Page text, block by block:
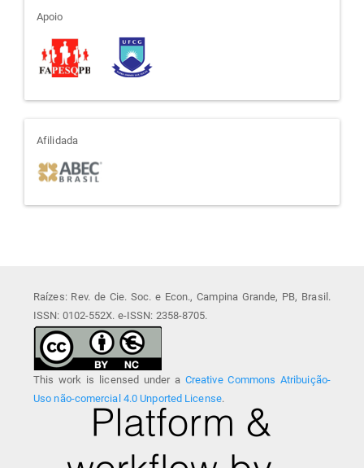
apoio
Apoio
afiliada
Afilidada
Raízes: Rev. de Cie. Soc. e Econ., Campina Grande, PB, Brasil.
ISSN: 0102-552X. e-ISSN: 2358-8705.
This work is licensed under a Creative Commons Atribuição-
Uso não-comercial 4.0 Unported License.